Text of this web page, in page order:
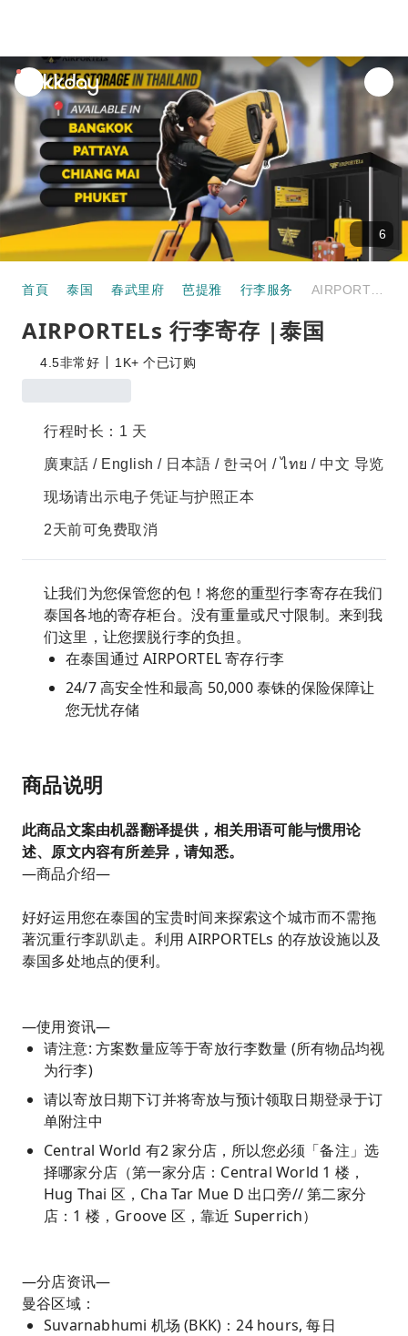
unread
notifications
6
首頁 泰国 春武里府 芭提雅 行李服务
AIRPORTELs 行李寄存 |泰国
4.5非常好 1K+ 个已订购
行程时长：1 天
廣東話 / English / 日本語 / 한국어 / ไทย / 中文 导览
现场请出示电子凭证与护照正本
2天前可免费取消
让我们为您保管您的包！将您的重型行李寄存在我们
泰国各地的寄存柜台。没有重量或尺寸限制。来到我
们这里，让您摆脱行李的负担。
在泰国通过 AIRPORTEL 寄存行李
24/7 高安全性和最高 50,000 泰铢的保险保障让
您无忧存储
商品说明
此商品文案由机器翻译提供，相关用语可能与惯用论
述、原文内容有所差异，请知悉。
—商品介绍—
好好运用您在泰国的宝贵时间来探索这个城市而不需拖
著沉重行李趴趴走。利用 AIRPORTELs 的存放设施以及
泰国多处地点的便利。
—使用资讯—
请注意: 方案数量应等于寄放行李数量 (所有物品均视
为行李)
请以寄放日期下订并将寄放与预计领取日期登录于订
单附注中
Central World 有2 家分店，所以您必须「备注」选
择哪家分店（第一家分店：Central World 1 楼，
Hug Thai 区，Cha Tar Mue D 出口旁// 第二家分
店：1 楼，Groove 区，靠近 Superrich）
—分店资讯—
曼谷区域：
Suvarnabhumi 机场 (BKK)：24 hours, 每日